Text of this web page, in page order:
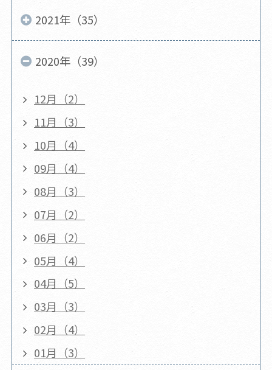
2021年（35）
2020年（39）
12月（2）
11月（3）
10月（4）
09月（4）
08月（3）
07月（2）
06月（2）
05月（4）
04月（5）
03月（3）
02月（4）
01月（3）